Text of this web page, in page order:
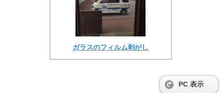
ガラスのフィルム剥がし
PC 表示